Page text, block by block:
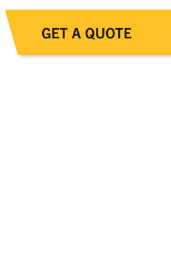
GET A QUOTE